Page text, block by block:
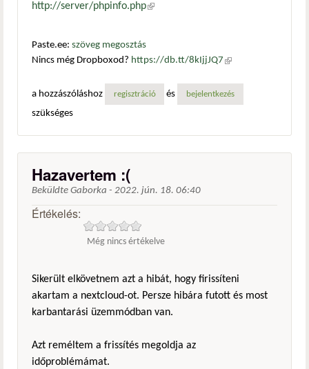
http://server/phpinfo.php(külső hivatkozás)
Paste.ee: szöveg megosztás
Nincs még Dropboxod? https://db.tt/8kIjjJQ7 (külső
a hozzászóláshoz
regisztráció és bejelentkezés
szükséges
Hazavertem :(
Beküldte Gaborka - 2022. jún. 18. 06:40
Értékelés:
Még nincs értékelve
Sikerült elkövetnem azt a hibát, hogy firissíteni
akartam a nextcloud-ot. Persze hibára futott és most
karbantarási üzemmódban van.
Azt reméltem a frissítés megoldja az
időproblémámat.